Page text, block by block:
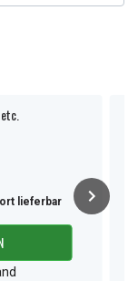
lieferbar